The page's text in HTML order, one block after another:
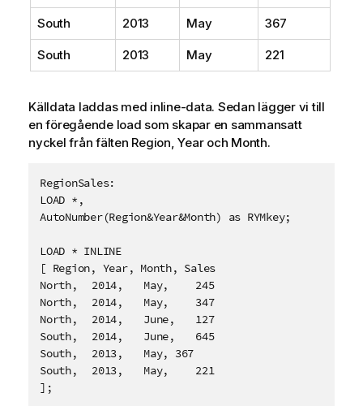
South 2013 May 367
South 2013 May 221
Källdata laddas med inline-data. Sedan lägger vi till
en föregående load som skapar en sammansatt
nyckel från fälten Region ,Yearoch Month.
RegionSales:
LOAD *,
AutoNumber(Region&Year&Month) as RYMkey;
LOAD * INLINE
[ Region, Year, Month, Sales
North,	2014,	May,	245
North,	2014,	May,	347
North,	2014,	June,	127
South,	2014,	June,	645
South,	2013,	May, 367
South,	2013,	May,	221
];